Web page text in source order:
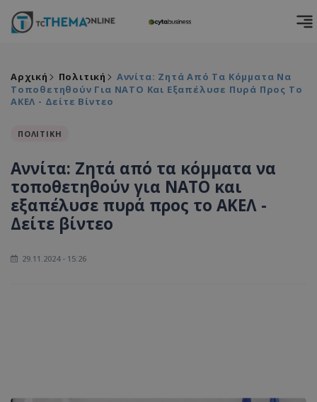
Αρχική Πολιτική
Αννίτα: Ζητά Από Τα Κόμματα Να
Τοποθετηθούν Για ΝΑΤΟ Και Εξαπέλυσε Πυρά Προς Το
ΑΚΕΛ - Δείτε Βίντεο
ΠΟΛΙΤΙΚΗ
Αννίτα: Ζητά από τα κόμματα να
τοποθετηθούν για ΝΑΤΟ και
εξαπέλυσε πυρά προς το ΑΚΕΛ -
Δείτε βίντεο
29.11.2024 - 15:26